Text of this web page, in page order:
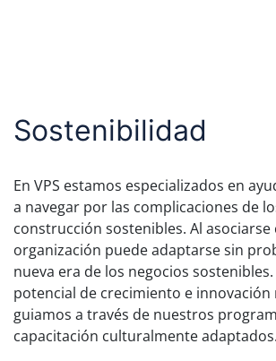
Sostenibilidad
En VPS estamos especializados en
a navegar por las complicaciones de
construcción sostenibles. Al
organización puede adaptarse sin
nueva era de los negocios
potencial de crecimiento e innovación
guiamos a través de nuestros
capacitación culturalmente adaptados.